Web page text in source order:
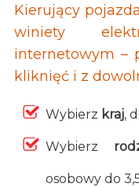
Kierujący
winiety
internetowym –
kliknięć i z
Wybierz kraj,
Wybierz
osobowy do